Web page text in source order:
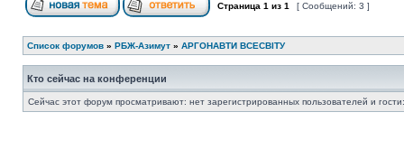
Страница 1 из 1 [ Сообщений: 3 ]
Список форумов » РБЖ-Азимут » АРГОНАВТИ ВСЕСВIТУ
Кто сейчас на конференции
Сейчас этот форум просматривают: нет зарегистрированных пользователей и